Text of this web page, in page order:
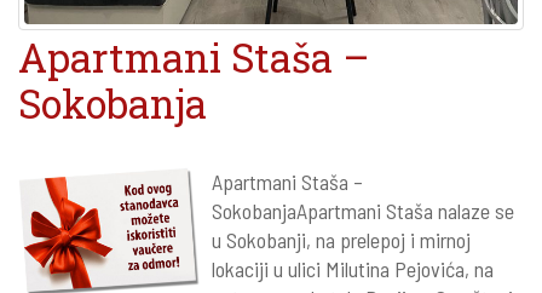
Apartmani Staša –
Sokobanja
Apartmani Staša –
SokobanjaApartmani Staša nalaze se
u Sokobanji, na prelepoj i mirnoj
lokaciji u ulici Milutina Pejovića, na